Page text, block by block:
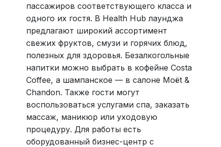
пассажиров соответствующего класса и
одного их гостя. В Health Hub лаунджа
предлагают широкий ассортимент
свежих фруктов, смузи и горячих блюд,
полезных для здоровья. Безалкогольные
напитки можно выбрать в кофейне Costa
Coffee, а шампанское — в салоне Moët &
Chandon. Также гости могут
воспользоваться услугами спа, заказать
массаж, маникюр или уходовую
процедуру. Для работы есть
оборудованный бизнес-центр с